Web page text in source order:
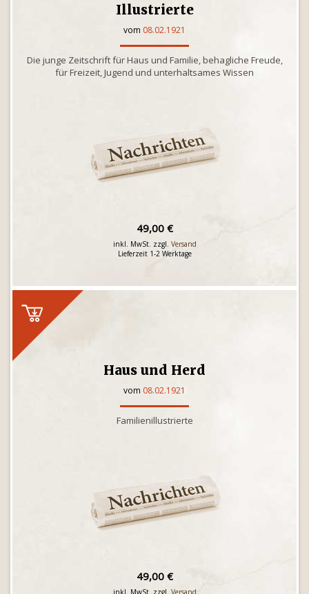
Illustrierte
vom 08.02.1921
Die junge Zeitschrift für Haus und Familie, behagliche Freude,
für Freizeit, Jugend und unterhaltsames Wissen
49,00 €
inkl. MwSt. zzgl. Versand
Lieferzeit 1-2 Werktage
Haus und Herd
vom 08.02.1921
Familienillustrierte
49,00 €
inkl. MwSt. zzgl. Versand